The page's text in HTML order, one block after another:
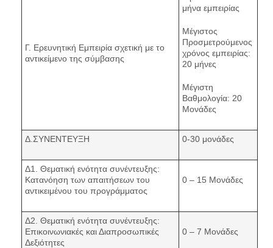
Γ. Ερευνητική Εμπειρία σχετική με το
αντικείμενο της σύμβασης
μήνα εμπειρίας
Μέγιστος
Προσμετρούμενος
χρόνος εμπειρίας:
20 μήνες
Μέγιστη
Βαθμολογία: 20
Μονάδες
Δ.ΣΥΝΕΝΤΕΥΞΗ 0-30 μονάδες
Δ1. Θεματική ενότητα συνέντευξης:
Κατανόηση των απαιτήσεων του
αντικειμένου του προγράμματος
0 – 15 Μονάδες
Δ2. Θεματική ενότητα συνέντευξης:
Επικοινωνιακές και Διαπροσωπικές
Δεξιότητες
0 – 7 Μονάδες